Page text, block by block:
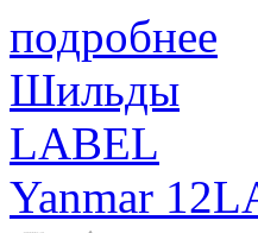
подробнее
Шильды
LABEL
Yanmar